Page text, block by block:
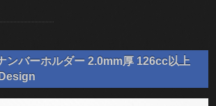
ンバーホルダー 2.0mm厚 126cc以上